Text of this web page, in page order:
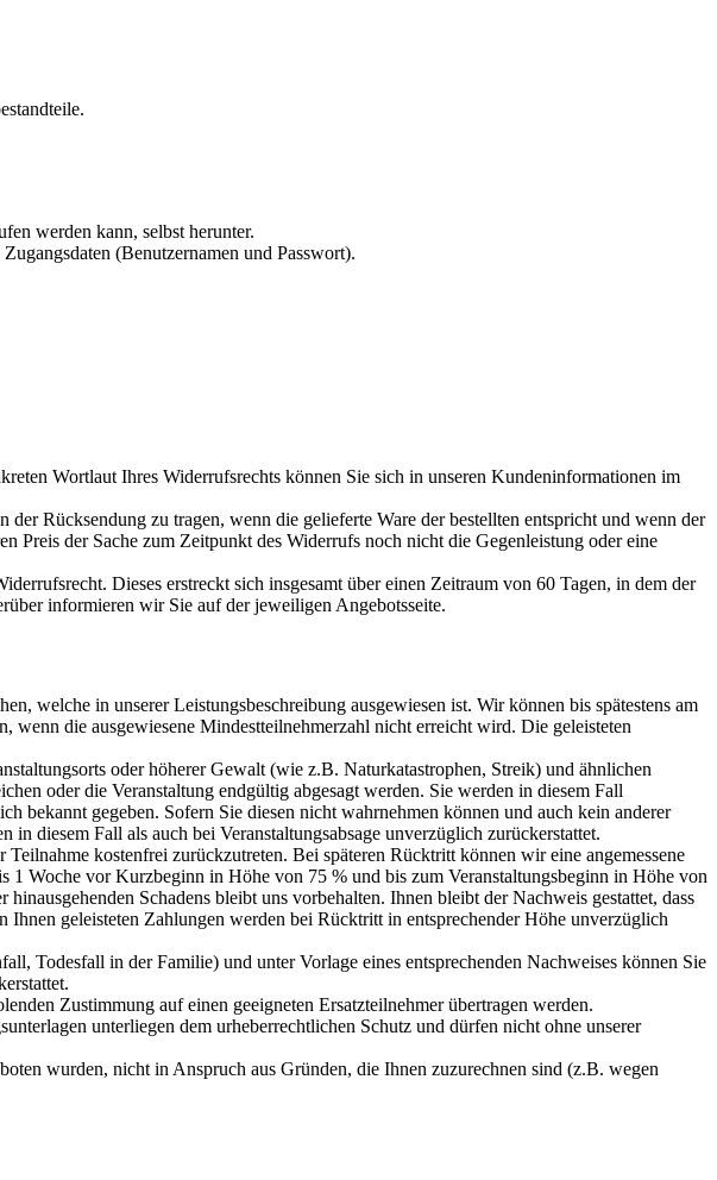
werden kann, selbst herunter.
(Benutzernamen und Passwort).
Wortlaut Ihres Widerrufsrechts können Sie sich in unseren Kundeninformationen im
Rücksendung zu tragen, wenn die gelieferte Ware der bestellten entspricht und wenn der
Preis der Sache zum Zeitpunkt des Widerrufs noch nicht die Gegenleistung oder eine
Dieses erstreckt sich insgesamt über einen Zeitraum von 60 Tagen, in dem der
informieren wir Sie auf der jeweiligen Angebotsseite.
welche in unserer Leistungsbeschreibung ausgewiesen ist. Wir können bis spätestens am
wenn die ausgewiesene Mindestteilnehmerzahl nicht erreicht wird. Die geleisteten
oder höherer Gewalt (wie z.B. Naturkatastrophen, Streik) und ähnlichen
oder die Veranstaltung endgültig abgesagt werden. Sie werden in diesem Fall
bekannt gegeben. Sofern Sie diesen nicht wahrnehmen können und auch kein anderer
diesem Fall als auch bei Veranstaltungsabsage unverzüglich zurückerstattet.
kostenfrei zurückzutreten. Bei späteren Rücktritt können wir eine angemessene
Woche vor Kurzbeginn in Höhe von 75 % und bis zum Veranstaltungsbeginn in Höhe von
Schadens bleibt uns vorbehalten. Ihnen bleibt der Nachweis gestattet, dass
geleisteten Zahlungen werden bei Rücktritt in entsprechender Höhe unverzüglich
Todesfall in der Familie) und unter Vorlage eines entsprechenden Nachweises können Sie
Zustimmung auf einen geeigneten Ersatzteilnehmer übertragen werden.
unterliegen dem urheberrechtlichen Schutz und dürfen nicht ohne unserer
wurden, nicht in Anspruch aus Gründen, die Ihnen zuzurechnen sind (z.B. wegen